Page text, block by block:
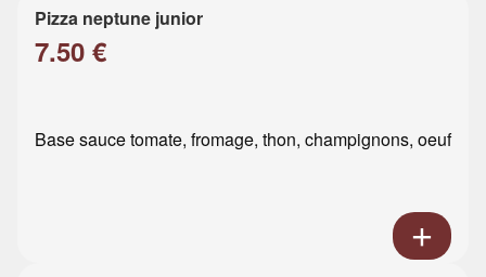
Pizza neptune junior
7.50 €
Base sauce tomate, fromage, thon, champignons, oeuf